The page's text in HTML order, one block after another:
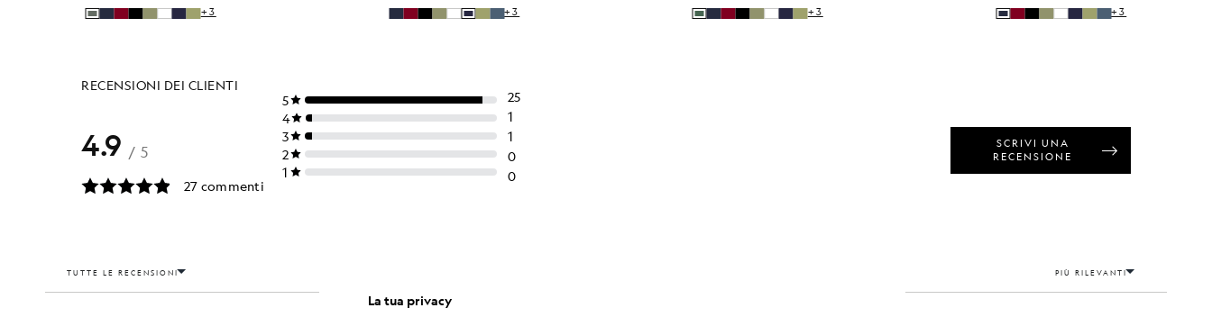
+3 +3 +3 +3
La tua privacy